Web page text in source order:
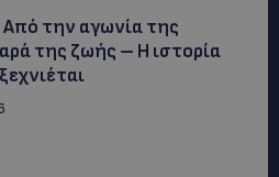
την αγωνία της
της ζωής – Η ιστορία